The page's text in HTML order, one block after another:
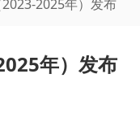
2025年）发布
年）发布